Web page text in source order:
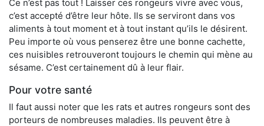
Ce n’est pas tout ! Laisser ces rongeurs vivre avec vous,
c’est accepté d’être leur hôte. Ils se serviront dans vos
aliments à tout moment et à tout instant qu’ils le désirent.
Peu importe où vous penserez être une bonne cachette,
ces nuisibles retrouveront toujours le chemin qui mène au
sésame. C’est certainement dû à leur flair.
Pour votre santé
Il faut aussi noter que les rats et autres rongeurs sont des
porteurs de nombreuses maladies. Ils peuvent être à